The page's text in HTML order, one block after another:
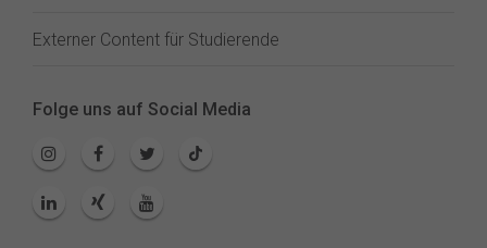
Externer Content für Studierende
Folge uns auf Social Media